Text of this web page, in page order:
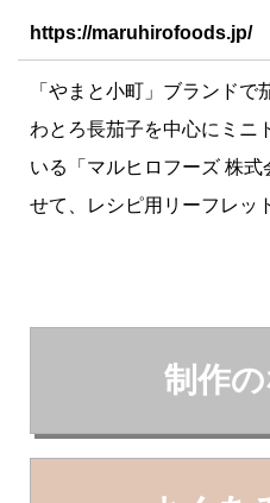
https://maruhirofoods.jp/
「やまと小町」ブランド
わとろ長茄子を中心にミニ
いる「マルヒロフーズ 株
せて、レシピ用リーフレッ
制作